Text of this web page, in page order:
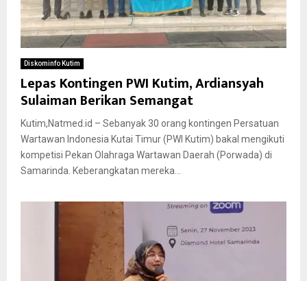
Diskominfo Kutim
Lepas Kontingen PWI Kutim, Ardiansyah
Sulaiman Berikan Semangat
Kutim,Natmed.id – Sebanyak 30 orang kontingen Persatuan
Wartawan Indonesia Kutai Timur (PWI Kutim) bakal mengikuti
kompetisi Pekan Olahraga Wartawan Daerah (Porwada) di
Samarinda. Keberangkatan mereka...